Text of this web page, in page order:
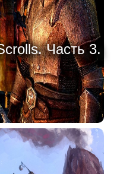
Часть 3.